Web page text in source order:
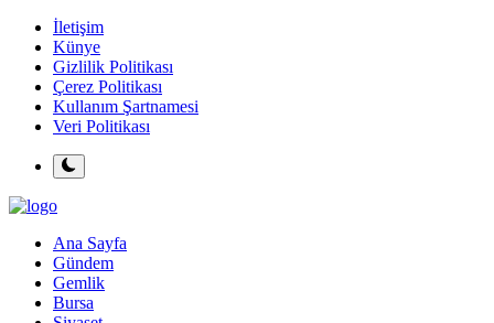
İletişim
Künye
Gizlilik Politikası
Çerez Politikası
Kullanım Şartnamesi
Veri Politikası
Ana Sayfa
Gündem
Gemlik
Bursa